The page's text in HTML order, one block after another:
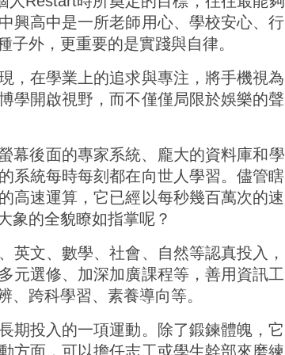
興高中是一所老師用心、學校安心、行
外，更重要的是實踐與自律。
，在學業上的追求與專注，將手機視為
學開啟視野，而不僅僅局限於娛樂的聲
幕後面的專家系統、龐大的資料庫和學
系統每時每刻都在向世人學習。儘管瞎
高速運算，它已經以每秒幾百萬次的速
象的全貌瞭如指掌呢？
英文、數學、社會、自然等認真投入，
元選修、加深加廣課程等，善用資訊工
跨科學習、素養導向等。
期投入的一項運動。除了鍛鍊體魄，它
方面，可以擔任志工或學生幹部來磨練